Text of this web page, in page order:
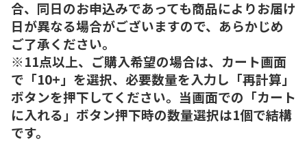
合、同日のお申込みであっても商品によりお届け
日が異なる場合がございますので、あらかじめ
ご了承ください。
※11点以上、ご購入希望の場合は、カート画面
で「10+」を選択、必要数量を入力し「再計算」
ボタンを押下してください。当画面での「カート
に入れる」ボタン押下時の数量選択は1個で結構
です。